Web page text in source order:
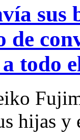
sus
de
todo
hijas y